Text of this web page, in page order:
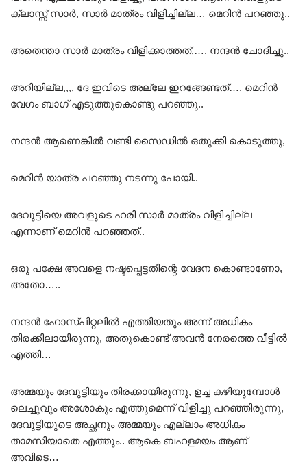
ക്ലാസ്സ്‌ സാർ, സാർ മാത്രം വിളിച്ചില്ല… മെറിൻ പറഞ്ഞു..
അതെന്താ സാർ മാത്രം വിളിക്കാത്തത്,…. നന്ദൻ ചോദിച്ചു..
അറിയില്ല,,,, ദേ ഇവിടെ അല്ലേ ഇറങ്ങേണ്ടത്…. മെറിൻ
വേഗം ബാഗ് എടുത്തുകൊണ്ടു പറഞ്ഞു..
നന്ദൻ ആണെങ്കിൽ വണ്ടി സൈഡിൽ ഒതുക്കി കൊടുത്തു,
മെറിൻ യാത്ര പറഞ്ഞു നടന്നു പോയി..
ദേവൂട്ടിയെ അവളുടെ ഹരി സാർ മാത്രം വിളിച്ചില്ല
എന്നാണ് മെറിൻ പറഞ്ഞത്..
ഒരു പക്ഷേ അവളെ നഷ്ടപ്പെട്ടതിന്റെ വേദന കൊണ്ടാണോ,
അതോ…..
നന്ദൻ ഹോസ്പിറ്റലിൽ എത്തിയതും അന്ന് അധികം
തിരക്കിലായിരുന്നു, അതുകൊണ്ട് അവൻ നേരത്തെ വീട്ടിൽ
എത്തി…
അമ്മയും ദേവുട്ടിയും തിരക്കായിരുന്നു, ഉച്ച കഴിയുമ്പോൾ
ലെച്ചുവും അശോകും എത്തുമെന്ന് വിളിച്ചു പറഞ്ഞിരുന്നു,
ദേവുട്ടിയുടെ അച്ഛനും അമ്മയും എല്ലാം അധികം
താമസിയാതെ എത്തും.. ആകെ ബഹളമയം ആണ്
അവിടെ…